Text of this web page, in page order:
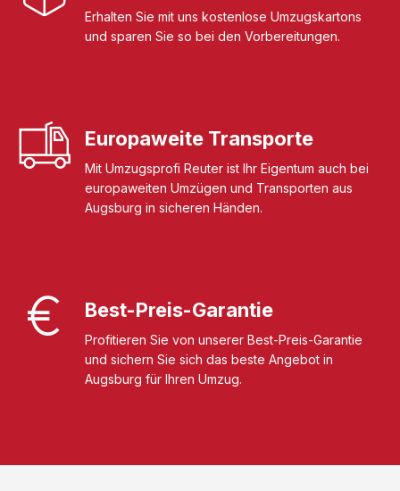
Erhalten Sie mit uns kostenlose Umzugskartons
und sparen Sie so bei den Vorbereitungen.
Europaweite Transporte
Mit Umzugsprofi Reuter ist Ihr Eigentum auch bei
europaweiten Umzügen und Transporten aus
Augsburg in sicheren Händen.
Best-Preis-Garantie
Profitieren Sie von unserer Best-Preis-Garantie
und sichern Sie sich das beste Angebot in
Augsburg für Ihren Umzug.